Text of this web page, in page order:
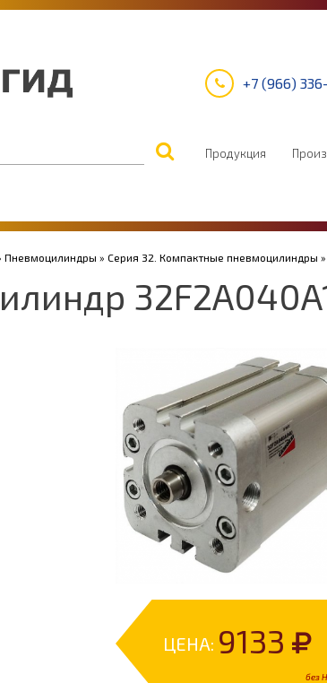
+7 (966)
Продукция
Пневмоцилиндры » Серия 32. Компактные пневмоцилиндры »
ЦЕНА: 9133
без